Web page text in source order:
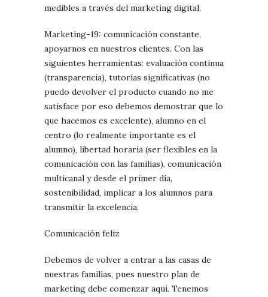
medibles a través del marketing digital.
Marketing-19: comunicación constante,
apoyarnos en nuestros clientes. Con las
siguientes herramientas: evaluación continua
(transparencia), tutorías significativas (no
puedo devolver el producto cuando no me
satisface por eso debemos demostrar que lo
que hacemos es excelente), alumno en el
centro (lo realmente importante es el
alumno), libertad horaria (ser flexibles en la
comunicación con las familias), comunicación
multicanal y desde el primer día,
sostenibilidad, implicar a los alumnos para
transmitir la excelencia.
Comunicación feliz
Debemos de volver a entrar a las casas de
nuestras familias, pues nuestro plan de
marketing debe comenzar aquí. Tenemos